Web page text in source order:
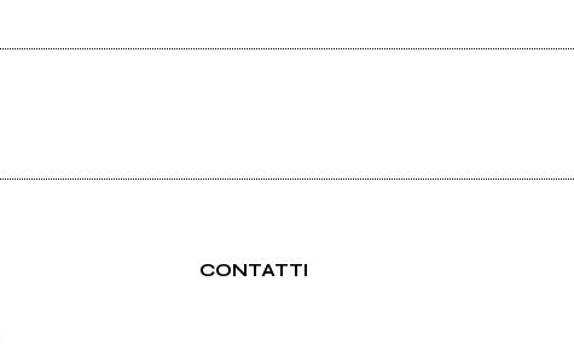
CONTATTI